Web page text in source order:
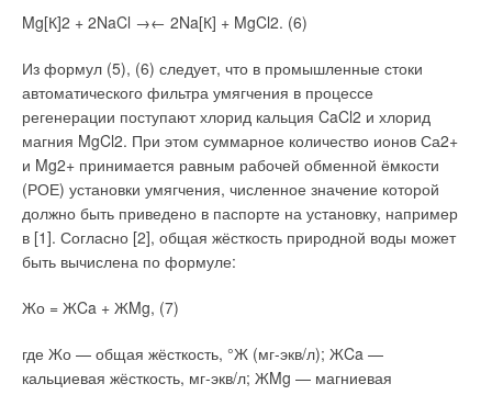
Mg[К]2 + 2NaCl →← 2Na[К] + MgCl2. (6)
Из формул (5), (6) следует, что в промышленные стоки
автоматического фильтра умягчения в процессе
регенерации поступают хлорид кальция CaCl2 и хлорид
магния MgCl2. При этом суммарное количество ионов Са2+
и Mg2+ принимается равным рабочей обменной ёмкости
(РОЕ) установки умягчения, численное значение которой
должно быть приведено в паспорте на установку, например
в [1]. Согласно [2], общая жёсткость природной воды может
быть вычислена по формуле:
Жо = ЖCa + ЖMg, (7)
где Жо — общая жёсткость, °Ж (мг-экв/л); ЖCa —
кальциевая жёсткость, мг-экв/л; ЖMg — магниевая
размерам;
обладать достаточной пропускной способностью;
иметь гидрозатвор необходимой высоты (55, 60, или 80
мм);
конструкция выпуска должна препятствовать засорению;
выпускной патрубок из сифона должен быть большего
диаметра, чем патрубок выпуска из мойки/умывальника;
конструкция должна предусматривать возможность
прочистки;
должны оставаться герметичными даже при воздействии
небольшого давления;
при воздействии переменных температур;
сырья, обеспечивающего длительную безотказную
эксплуатацию изделия.
развития коррозионных процессов в водопроводах, системах
отопления и кондиционирования оказывает влияние
значительное число факторов: выбор материалов для труб
и соединительных деталей, совместное использование
стальных труб и соединительных элементов из цветных
металлов, состав контактирующих жидких сред,
температурный режим, а также изменение ионного состава
среды при наличии систем водоподготовки и др.
Неправильный учёт взаимного влияния этих факторов может
приводить к развитию интенсивной коррозии, локальным
язвенным коррозионным разрушениям, появлению трещин
и формированию отложений (рис. 1).